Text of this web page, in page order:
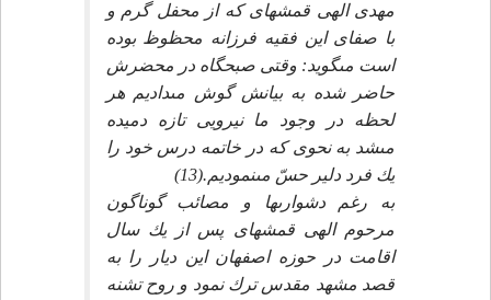
مهدى الهى قمشه‏اى كه از محفل گرم و
با صفاى اين فقيه فرزانه محظوظ بوده
است مى‏گويد: وقتى صبحگاه در محضرش
حاضر شده به بيانش گوش مى‏داديم هر
لحظه در وجود ما نيرويى تازه دميده
مى‏شد به نحوى كه در خاتمه درس خود را
يك فرد دلير حسّ مى‏نموديم.(13)
به رغم دشوارى‏ها و مصائب گوناگون
مرحوم الهى قمشه‏اى پس از يك سال
اقامت در حوزه اصفهان اين ديار را به
قصد مشهد مقدس ترك نمود و روح تشنه